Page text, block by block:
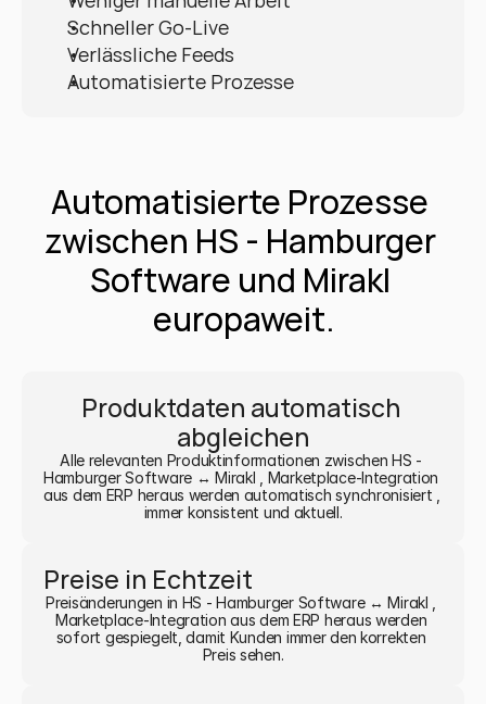
Schneller Go-Live
Verlässliche Feeds
Automatisierte Prozesse
Automatisierte Prozesse
zwischen HS - Hamburger
Software und Mirakl
europaweit.
Produktdaten automatisch
abgleichen
Alle relevanten Produktinformationen zwischen HS -
Hamburger Software ↔ Mirakl , Marketplace-Integration
aus dem ERP heraus werden automatisch synchronisiert ,
immer konsistent und aktuell.
Preise in Echtzeit
Preisänderungen in HS - Hamburger Software ↔ Mirakl ,
Marketplace-Integration aus dem ERP heraus werden
sofort gespiegelt, damit Kunden immer den korrekten
Preis sehen.